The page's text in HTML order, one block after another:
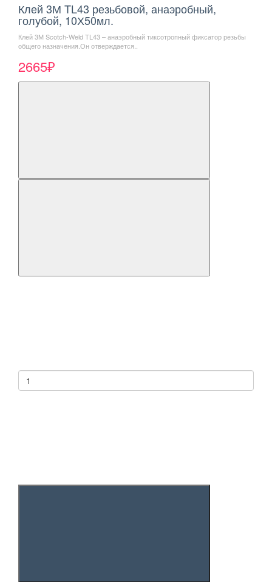
Клей 3М TL43 резьбовой, анаэробный,
голубой, 10Х50мл.
Клей 3М Scotch-Weld TL43 – анаэробный тиксотропный фиксатор резьбы
общего назначения.Он отверждается..
2665₽